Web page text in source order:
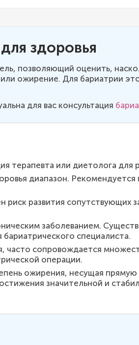
здоровья
позволяющий оценить,
ожирение. Для бариатрии
для вас консультация
или диетолога для
диапазон.
развития сопутствующих
заболеванием.
специалиста.
часто сопровождается
операции.
ожирения, несущая прямую
значительной и